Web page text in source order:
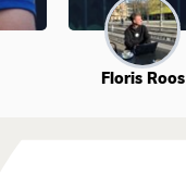
Floris Roos